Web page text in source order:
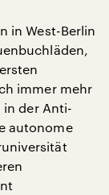
in West-Berlin
immer mehr
in der Anti-
autonome